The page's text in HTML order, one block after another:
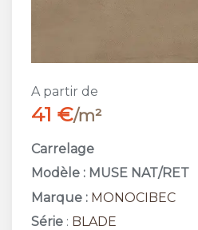
A partir de
41 €/m²
Carrelage
Modèle : MUSE NAT/RET
Marque : MONOCIBEC
Série : BLADE